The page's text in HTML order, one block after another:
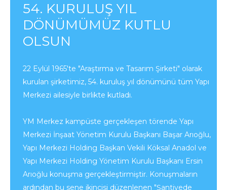
54. KURULUŞ YIL
DÖNÜMÜMÜZ KUTLU
OLSUN
22 Eylül 1965'te "Araştırma ve Tasarım Şirketi" olarak
kurulan şirketimiz, 54. kuruluş yıl dönümünü tüm Yapı
Merkezi ailesiyle birlikte kutladı.
YM Merkez kampüste gerçekleşen törende Yapı
Merkezi İnşaat Yönetim Kurulu Başkanı Başar Arıoğlu,
Yapı Merkezi Holding Başkan Vekili Köksal Anadol ve
Yapı Merkezi Holding Yönetim Kurulu Başkanı Ersin
Arıoğlu konuşma gerçekleştirmiştir. Konuşmaların
ardından bu sene ikincisi düzenlenen "Şantiyede